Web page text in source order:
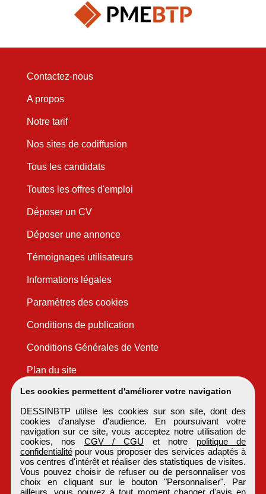
Les cookies permettent d'améliorer votre navigation
DESSINBTP utilise les cookies sur son site, dont des
cookies d'analyse d'audience. En poursuivant votre
navigation sur ce site, vous acceptez notre utilisation de
cookies, nos CGV / CGU et notre politique de
confidentialitépour vous proposer des services adaptés à
vos centres d'intérêt et réaliser des statistiques de visites.
Vous pouvez choisir de refuser ou de personnaliser vos
choix en cliquant sur le bouton "Personnaliser". Par
ailleurs, vous pouvez à tout moment changer d'avis en
Contactez-nous
A propos
Notre tarif
Nos sites de codiffusion
Tous les candidats
Toutes les offres d'emploi
Déposer un CV
Déposer une annonce
Témoignages utilisateurs
Informations légales
Paramètres des cookies
Conditions de publication
Conditions Générales de Vente
Plan du site